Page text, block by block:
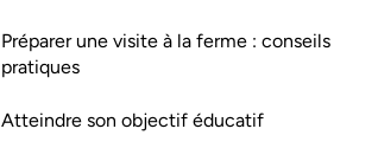
Préparer une visite à la ferme : conseils
pratiques
Atteindre son objectif éducatif